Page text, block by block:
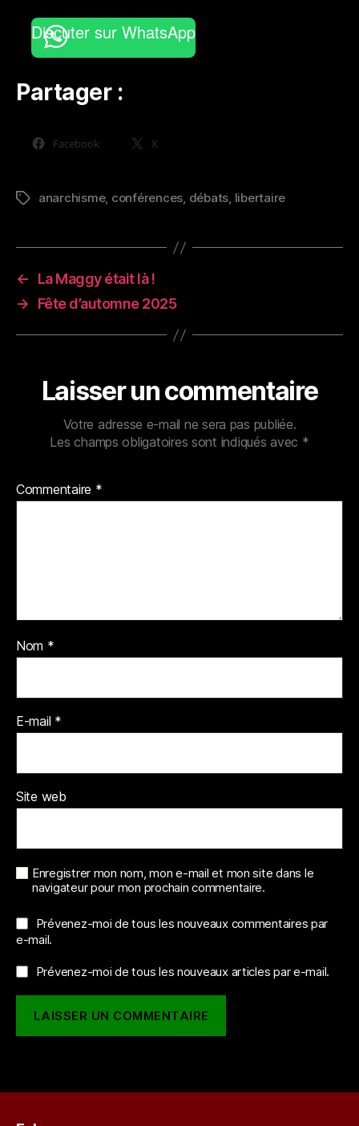
Discuter sur WhatsApp
Partager :
Facebook X
Étiquettes
anarchisme, conférences, débats, libertaire
←
La Maggy était là !
→
Fête d’automne 2025
Laisser un commentaire
Votre adresse e-mail ne sera pas publiée.
Les champs obligatoires sont indiqués avec *
Commentaire *
Nom *
E-mail *
Site web
Enregistrer mon nom, mon e-mail et mon site dans le
navigateur pour mon prochain commentaire.
Prévenez-moi de tous les nouveaux commentaires par
e-mail.
Prévenez-moi de tous les nouveaux articles par e-mail.